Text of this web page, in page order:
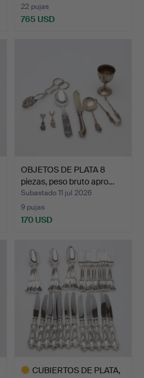
22 pujas
765 USD
OBJETOS DE PLATA 8
piezas, peso bruto apro…
Subastado 11 jul 2026
9 pujas
170 USD
CUBIERTOS DE PLATA,